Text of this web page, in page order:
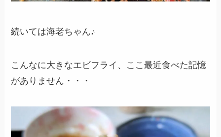
続いては海老ちゃん♪
こんなに大きなエビフライ、ここ最近食べた記憶
がありません・・・